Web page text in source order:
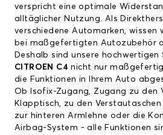
verspricht eine optimale
alltäglicher Nutzung. Als
verschiedene Automarken, wissen
bei maßgefertigten Autozubehör
Deshalb sind unsere hochwertigen
CITROEN C4 nicht nur
die Funktionen in Ihrem Auto
Ob Isofix-Zugang, Zugang zu den
Klapptisch, zu den
zur hinteren Armlehne oder die
Airbag-System - alle Funktionen